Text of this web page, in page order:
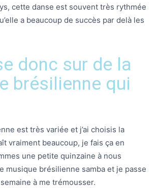
cette danse est souvent très rythmée
a beaucoup de succès par delà les
donc sur de la
brésilienne qui
est très variée et j’ai choisis la
vraiment beaucoup, je fais ça en
une petite quinzaine à nous
musique brésilienne samba et je passe
à me trémousser.